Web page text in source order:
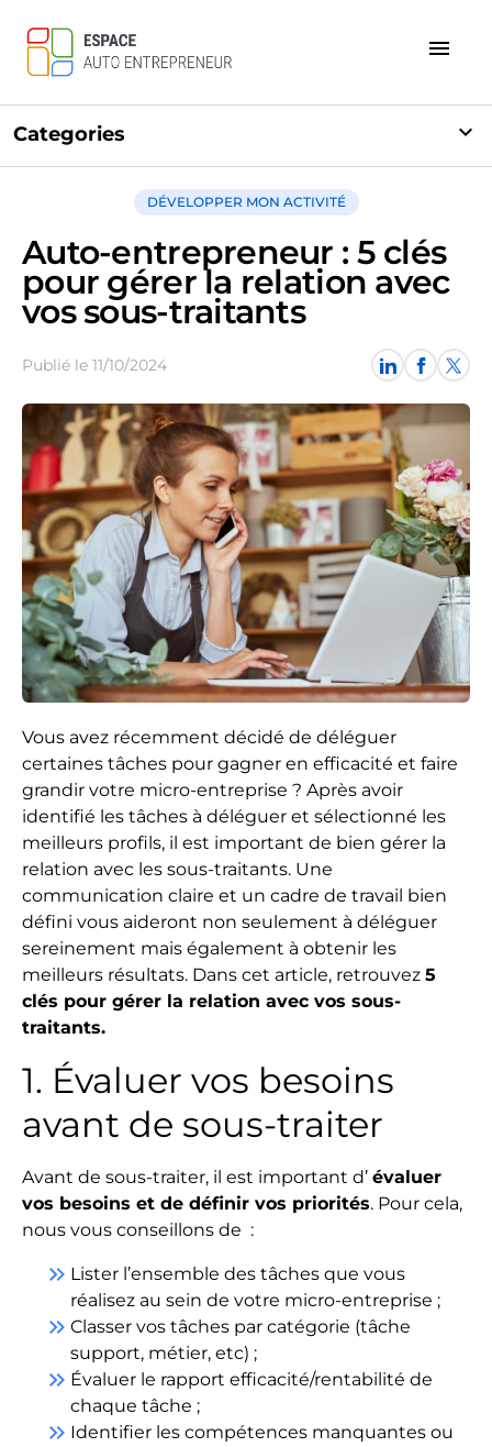
menu
Categories expand_more
DÉVELOPPER MON ACTIVITÉ
Auto-entrepreneur : 5 clés
pour gérer la relation avec
vos sous-traitants
Publié le 11/10/2024
Vous avez récemment décidé de déléguer
certaines tâches pour gagner en efficacité et faire
grandir votre micro-entreprise ? Après avoir
identifié les tâches à déléguer et sélectionné les
meilleurs profils, il est important de bien gérer la
relation avec les sous-traitants. Une
communication claire et un cadre de travail bien
défini vous aideront non seulement à déléguer
sereinement mais également à obtenir les
meilleurs résultats. Dans cet article, retrouvez 5
clés pour gérer la relation avec vos sous-
traitants.
1. Évaluer vos besoins
avant de sous-traiter
Avant de sous-traiter, il est important d’ évaluer
vos besoins et de définir vos priorités. Pour cela,
nous vous conseillons de :
keyboard_double_arrow_right Lister l’ensemble des tâches que vous
réalisez au sein de votre micro-entreprise ;
keyboard_double_arrow_right Classer vos tâches par catégorie (tâche
support, métier, etc) ;
keyboard_double_arrow_right Évaluer le rapport efficacité/rentabilité de
chaque tâche ;
keyboard_double_arrow_right Identifier les compétences manquantes ou